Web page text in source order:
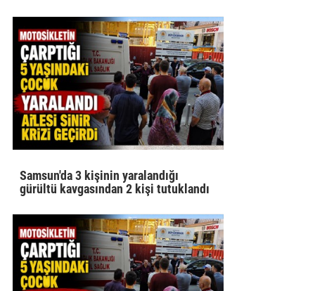
Samsun'da 3 kişinin yaralandığı
gürültü kavgasından 2 kişi tutuklandı